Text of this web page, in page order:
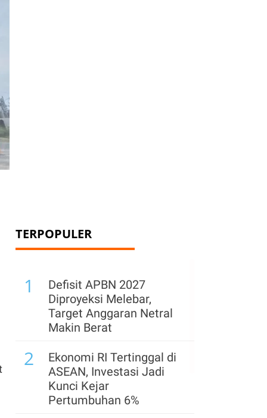
TERPOPULER
1
Defisit APBN 2027
Diproyeksi Melebar,
Target Anggaran Netral
Makin Berat
2
Ekonomi RI Tertinggal di
ASEAN, Investasi Jadi
Kunci Kejar
Pertumbuhan 6%